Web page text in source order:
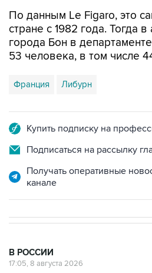
По данным Le Figaro, это
стране с 1982 года. Тогда
города Бон в
53 человека, в том числе
Франция Либурн
Купить подписку на
Подписаться на рассылку
Получать оперативные
канале
В РОССИИ
17:05, 8 августа 2026